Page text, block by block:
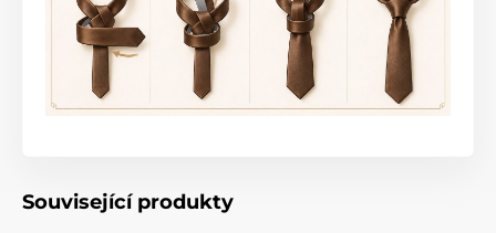
Související produkty